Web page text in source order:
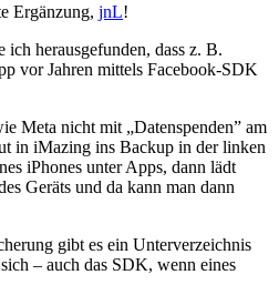
Ergänzung, jnL!
herausgefunden, dass z. B.
vor Jahren mittels Facebook-SDK
Meta nicht mit „Datenspenden” am
in iMazing ins Backup in der linken
iPhones unter Apps, dann lädt
Geräts und da kann man dann
gibt es ein Unterverzeichnis
– auch das SDK, wenn eines